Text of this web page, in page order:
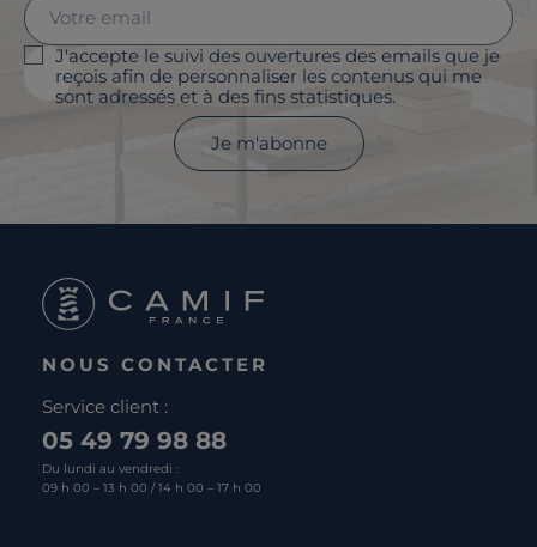
J'accepte le suivi des ouvertures des emails que je
reçois afin de personnaliser les contenus qui me
sont adressés et à des fins statistiques.
Je m'abonne
NOUS CONTACTER
Service client :
05 49 79 98 88
Du lundi au vendredi :
09 h 00 – 13 h 00 / 14 h 00 – 17 h 00